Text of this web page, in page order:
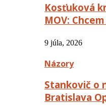
Kosťuková
MOV:
9 júla, 2026
Názory
Stankovič o
Bratislava